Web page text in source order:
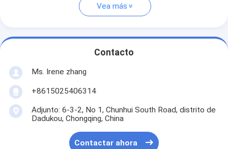
Vea más
Contacto
Ms. Irene zhang
+8615025406314
Adjunto: 6-3-2, No 1, Chunhui South Road, distrito de
Dadukou, Chongqing, China
Contactar ahora